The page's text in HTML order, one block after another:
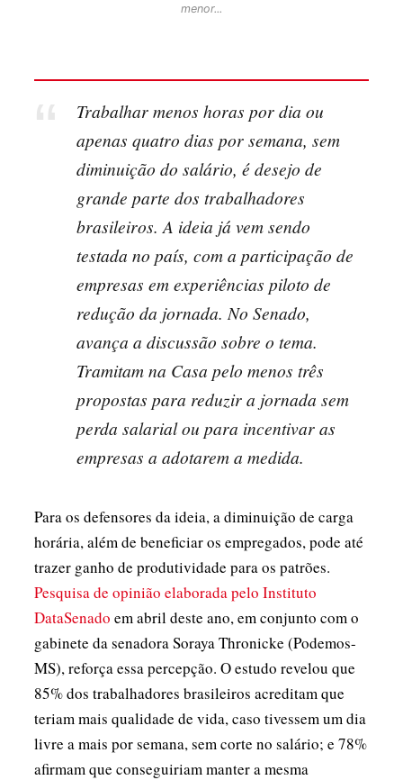
menor...
Trabalhar menos horas por dia ou
apenas quatro dias por semana, sem
diminuição do salário, é desejo de
grande parte dos trabalhadores
brasileiros. A ideia já vem sendo
testada no país, com a participação de
empresas em experiências piloto de
redução da jornada. No Senado,
avança a discussão sobre o tema.
Tramitam na Casa pelo menos três
propostas para reduzir a jornada sem
perda salarial ou para incentivar as
empresas a adotarem a medida.
Para os defensores da ideia, a diminuição de carga
horária, além de beneficiar os empregados, pode até
trazer ganho de produtividade para os patrões.
Pesquisa de opinião elaborada pelo Instituto
DataSenado em abril deste ano, em conjunto com o
gabinete da senadora Soraya Thronicke (Podemos-
MS), reforça essa percepção. O estudo revelou que
85% dos trabalhadores brasileiros acreditam que
teriam mais qualidade de vida, caso tivessem um dia
livre a mais por semana, sem corte no salário; e 78%
afirmam que conseguiriam manter a mesma